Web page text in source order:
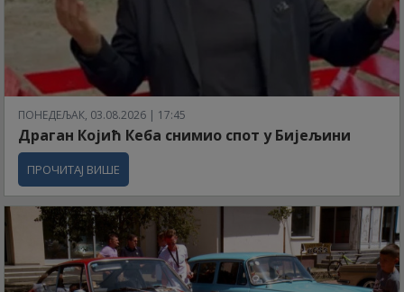
ПОНЕДЕЉАК, 03.08.2026 | 17:45
Драган Којић Кеба снимио спот у Бијељини
ПРОЧИТАЈ ВИШЕ